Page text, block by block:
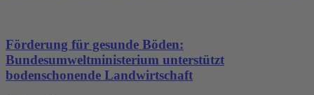
Förderung für gesunde Böden:
Bundesumweltministerium unterstützt
bodenschonende Landwirtschaft